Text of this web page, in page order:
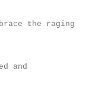
the raging
and